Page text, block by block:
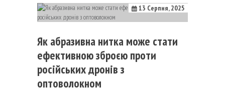
Як абразивна нитка може стати
ефективною зброєю проти
російських дронів з
оптоволокном
13 Серпня, 2025